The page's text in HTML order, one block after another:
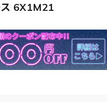
6X1M21